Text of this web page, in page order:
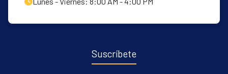
Suscríbete